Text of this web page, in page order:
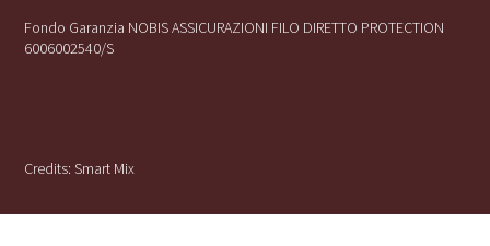
Fondo Garanzia NOBIS ASSICURAZIONI FILO DIRETTO PROTECTION
6006002540/S
Credits:Smart Mix